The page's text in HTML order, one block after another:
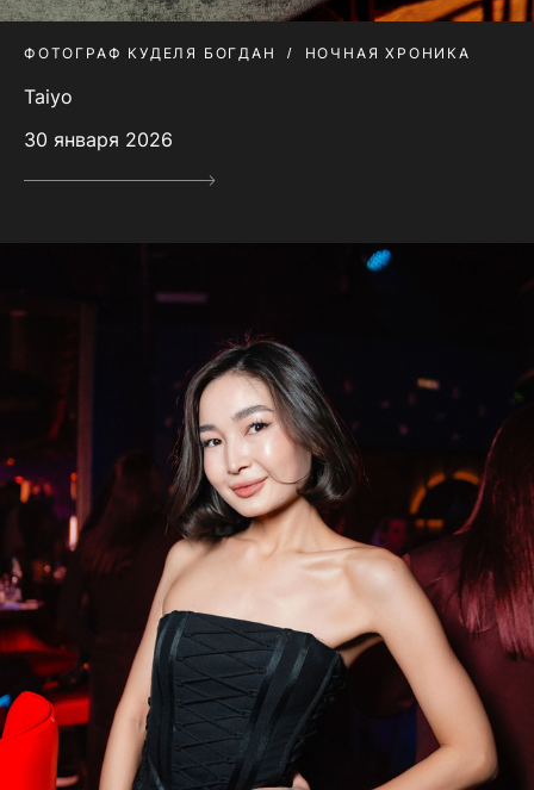
ФОТОГРАФ КУДЕЛЯ БОГДАН НОЧНАЯ ХРОНИКА
Taiyo
30 января 2026